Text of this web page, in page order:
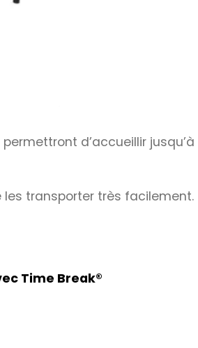
d’accueillir jusqu’à
les transporter très facilement.
Time Break®